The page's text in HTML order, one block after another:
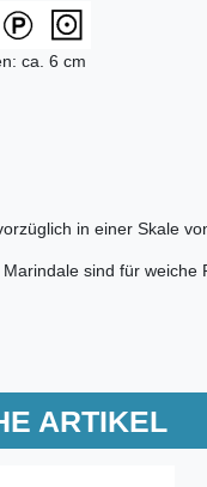
ca. 6 cm
in einer Skale
sind für
ARTIKEL